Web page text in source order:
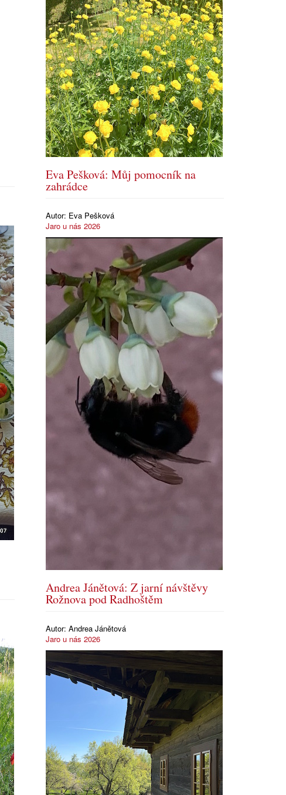
Eva Pešková: Můj pomocník na
zahrádce
Autor: Eva Pešková
Jaro u nás 2026
Andrea Jánětová: Z jarní návštěvy
Rožnova pod Radhoštěm
Autor:Andrea Jánětová
Jaro u nás 2026